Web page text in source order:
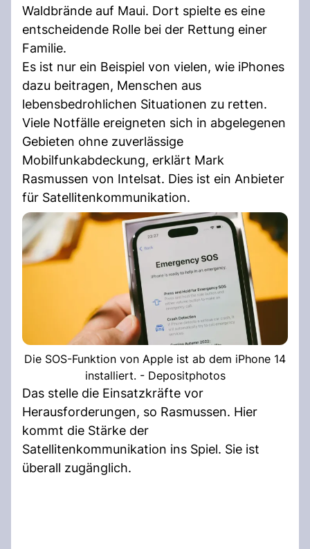
Waldbrände auf Maui. Dort spielte es eine
entscheidende Rolle bei der Rettung einer
Familie.
Es ist nur ein Beispiel von vielen, wie iPhones
dazu beitragen, Menschen aus
lebensbedrohlichen Situationen zu retten.
Viele Notfälle ereigneten sich in abgelegenen
Gebieten ohne zuverlässige
Mobilfunkabdeckung, erklärt Mark
Rasmussen von Intelsat. Dies ist ein Anbieter
für Satellitenkommunikation.
Die SOS-Funktion von Apple ist ab dem iPhone 14
installiert. - Depositphotos
Das stelle die Einsatzkräfte vor
Herausforderungen, so Rasmussen. Hier
kommt die Stärke der
Satellitenkommunikation ins Spiel. Sie ist
überall zugänglich.